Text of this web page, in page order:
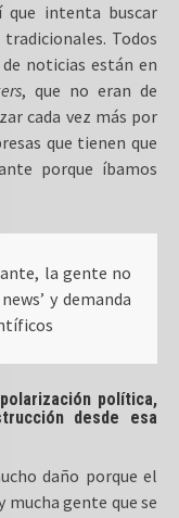
intenta buscar
Todos
noticias están en
, que no eran de
cada vez más por
que tienen que
porque íbamos
la gente no
y demanda
política,
desde esa
daño porque el
mucha gente que se